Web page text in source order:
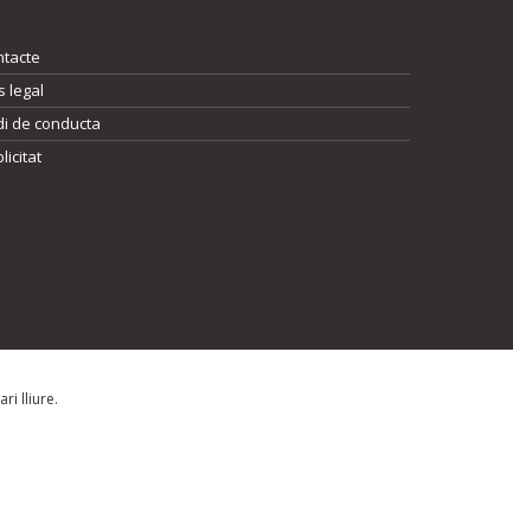
legal
de conducta
lliure.